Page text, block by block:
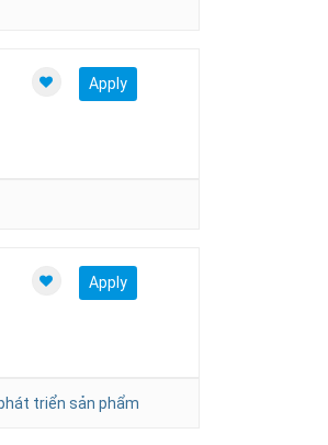
Apply
Apply
triển sản phẩm